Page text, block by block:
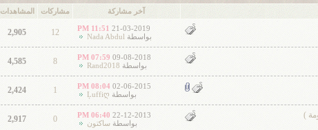
آخر مشاركة مشاركات المشاهدات
21-03-2019
11:51 PM
بواسطةNada Abdul
12
2,905
09-08-2018
07:59 PM
بواسطة Rand2018
8
4,585
02-06-2015
08:04 PM
بواسطة Ļuffiღ
1
2,424
)
22-12-2013
06:40 PM
بواسطةساكتون 0
2,917